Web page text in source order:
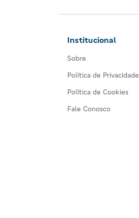
Institucional
Sobre
Política de Privacidade
Política de Cookies
Fale Conosco